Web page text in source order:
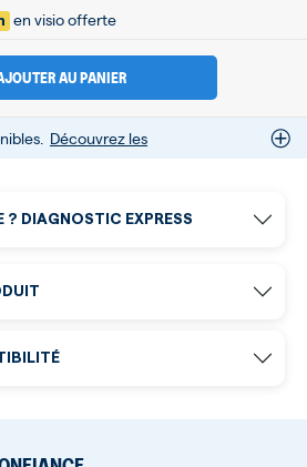
en visio offerte
AU PANIER
Découvrez les
? DIAGNOSTIC EXPRESS